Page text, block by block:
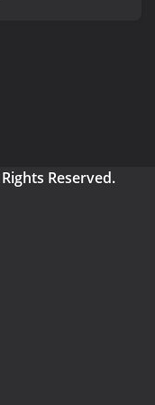
Reserved.